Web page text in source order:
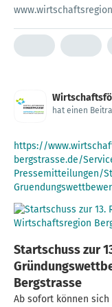
Wirtschaftsregion
hat einen
https://
bergstrasse.de/
Pressemitteilungen/
Startschuss zur
Bergstrasse
Ab sofort können